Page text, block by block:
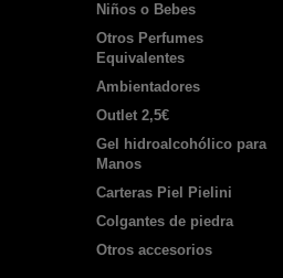
Niños o Bebes
Otros Perfumes
Equivalentes
Ambientadores
Outlet 2,5€
Gel hidroalcohólico para
Manos
Carteras Piel Pielini
Colgantes de piedra
Otros accesorios